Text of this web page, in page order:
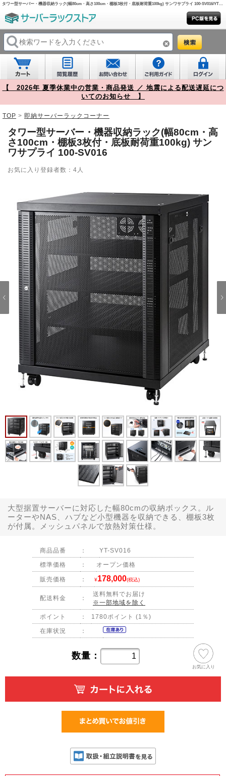
タワー型サーバー・機器収納ラック(幅80cm・高さ100cm・棚板3枚付・底板耐荷重100kg) サンワサプライ 100-SV016/YT-SV016【サーバーラックストア】
【 2026年 夏季休業中の営業・商品発送 ／ 地震による配送遅延につ
いてのお知らせ 】
TOP > 即納サーバーラックコーナー
タワー型サーバー・機器収納ラック(幅80cm・高
さ100cm・棚板3枚付・底板耐荷重100kg) サン
ワサプライ 100-SV016
お気に入り登録者数：4人
大型据置サーバーに対応した幅80cmの収納ボックス。ル
ーターやNAS、ハブなど小型機器を収納できる、棚板3枚
が付属。メッシュパネルで放熱対策仕様。
商品品番 ： YT-SV016
標準価格 ： オープン価格
販売価格 ： ¥178,000(税込)
配送料金 ：
送料無料でお届け
※一部地域を除く
ポイント ： 1780ポイント (1％)
在庫状況 ：
数量：
お気に入り